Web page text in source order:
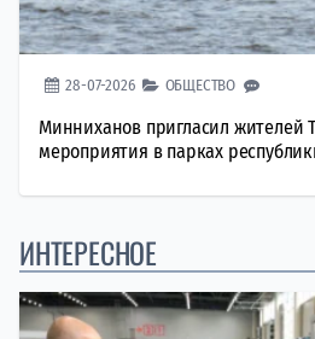
28-07-2026 ОБЩЕСТВО
Минниханов пригласил жителей
мероприятия в парках
ИНТЕРЕСНОЕ